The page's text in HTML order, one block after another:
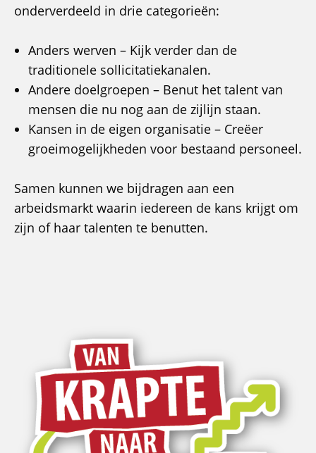
onderverdeeld in drie categorieën:
Anders werven – Kijk verder dan de
traditionele sollicitatiekanalen.
Andere doelgroepen – Benut het talent van
mensen die nu nog aan de zijlijn staan.
Kansen in de eigen organisatie – Creëer
groeimogelijkheden voor bestaand personeel.
Samen kunnen we bijdragen aan een
arbeidsmarkt waarin iedereen de kans krijgt om
zijn of haar talenten te benutten.